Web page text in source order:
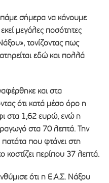
σήμερα να κάνουμε
μεγάλες ποσότητες
τονίζοντας πως
εδώ και πολλά
και στα
ότι κατά μέσο όρο η
στα 1,62 ευρώ, ενώ η
στα 70 λεπτά. Την
πατάτα που φτάνει στη
κοστίζει περίπου 37 λεπτά.
ότι η Ε.Α.Σ. Νάξου